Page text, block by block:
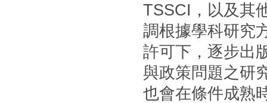
TSSCI，以及其
調根據學科研究
許可下，逐步出
與政策問題之研
也會在條件成熟